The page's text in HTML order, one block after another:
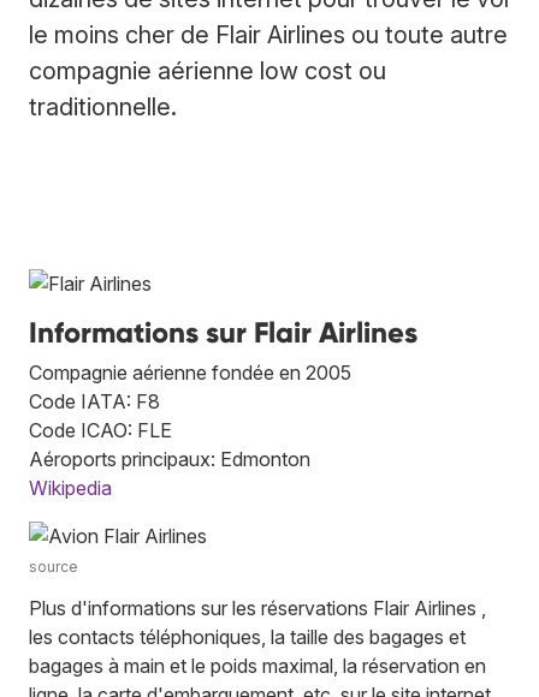
le moins cher de Flair Airlines ou toute autre
compagnie aérienne low cost ou
traditionnelle.
Informations sur Flair Airlines
Compagnie aérienne fondée en 2005
Code IATA: F8
Code ICAO: FLE
Aéroports principaux: Edmonton
Wikipedia
source
Plus d'informations sur les réservations Flair Airlines ,
les contacts téléphoniques, la taille des bagages et
bagages à main et le poids maximal, la réservation en